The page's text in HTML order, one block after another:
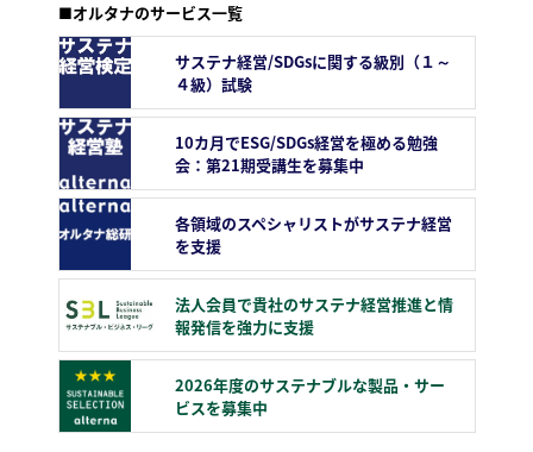
■オルタナのサービス一覧
サステナ経営/SDGsに関する級別（１～
４級）試験
10カ月でESG/SDGs経営を極める勉強
会：第21期受講生を募集中
各領域のスペシャリストがサステナ経営
を支援
法人会員で貴社のサステナ経営推進と情
報発信を強力に支援
2026年度のサステナブルな製品・サー
ビスを募集中